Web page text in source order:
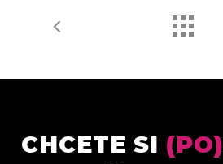
CHCETE SI (PO)